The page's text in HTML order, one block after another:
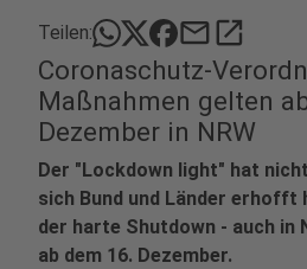
Teilen: mailopen_in_new
Coronaschutz-
Maßnahmen gelten
Dezember in NRW
Der "Lockdown light" hat
sich Bund und Länder erhofft
der harte Shutdown - auch in
ab dem 16. Dezember.